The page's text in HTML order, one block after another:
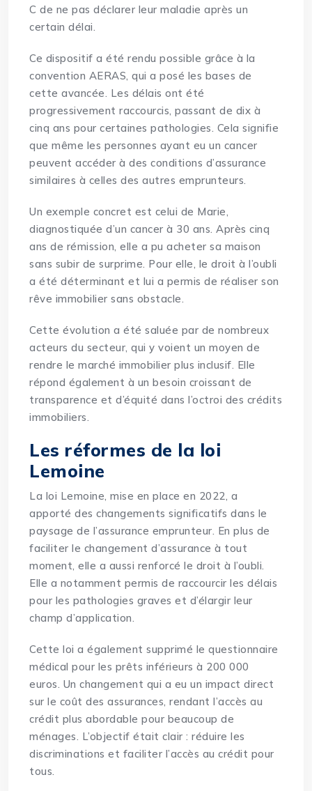
C de ne pas déclarer leur maladie après un
certain délai.
Ce dispositif a été rendu possible grâce à la
convention AERAS, qui a posé les bases de
cette avancée. Les délais ont été
progressivement raccourcis, passant de dix à
cinq ans pour certaines pathologies. Cela signifie
que même les personnes ayant eu un cancer
peuvent accéder à des conditions d’assurance
similaires à celles des autres emprunteurs.
Un exemple concret est celui de Marie,
diagnostiquée d’un cancer à 30 ans. Après cinq
ans de rémission, elle a pu acheter sa maison
sans subir de surprime. Pour elle, le droit à l’oubli
a été déterminant et lui a permis de réaliser son
rêve immobilier sans obstacle.
Cette évolution a été saluée par de nombreux
acteurs du secteur, qui y voient un moyen de
rendre le marché immobilier plus inclusif. Elle
répond également à un besoin croissant de
transparence et d’équité dans l’octroi des crédits
immobiliers.
Les réformes de la loi
Lemoine
La loi Lemoine, mise en place en 2022, a
apporté des changements significatifs dans le
paysage de l’assurance emprunteur. En plus de
faciliter le changement d’assurance à tout
moment, elle a aussi renforcé le droit à l’oubli.
Elle a notamment permis de raccourcir les délais
pour les pathologies graves et d’élargir leur
champ d’application.
Cette loi a également supprimé le questionnaire
médical pour les prêts inférieurs à 200 000
euros. Un changement qui a eu un impact direct
sur le coût des assurances, rendant l’accès au
crédit plus abordable pour beaucoup de
ménages. L’objectif était clair : réduire les
discriminations et faciliter l’accès au crédit pour
tous.